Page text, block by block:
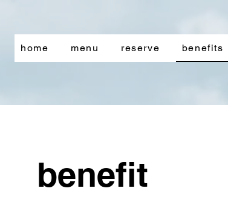
home menu reserve benefits
​benefit